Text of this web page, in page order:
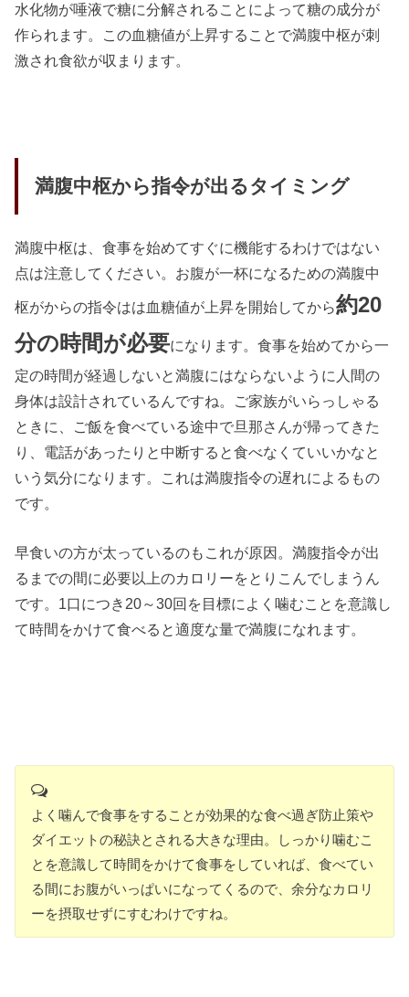
水化物が唾液で糖に分解されることによって糖の成分が
作られます。この血糖値が上昇することで満腹中枢が刺
激され食欲が収まります。
満腹中枢から指令が出るタイミング
満腹中枢は、食事を始めてすぐに機能するわけではない
点は注意してください。お腹が一杯になるための満腹中
枢がからの指令はは血糖値が上昇を開始してから約20
分の時間が必要になります。食事を始めてから一
定の時間が経過しないと満腹にはならないように人間の
身体は設計されているんですね。ご家族がいらっしゃる
ときに、ご飯を食べている途中で旦那さんが帰ってきた
り、電話があったりと中断すると食べなくていいかなと
いう気分になります。これは満腹指令の遅れによるもの
です。
早食いの方が太っているのもこれが原因。満腹指令が出
るまでの間に必要以上のカロリーをとりこんでしまうん
です。1口につき20～30回を目標によく噛むことを意識し
て時間をかけて食べると適度な量で満腹になれます。
よく噛んで食事をすることが効果的な食べ過ぎ防止策や
ダイエットの秘訣とされる大きな理由。しっかり噛むこ
とを意識して時間をかけて食事をしていれば、食べてい
る間にお腹がいっぱいになってくるので、余分なカロリ
ーを摂取せずにすむわけですね。